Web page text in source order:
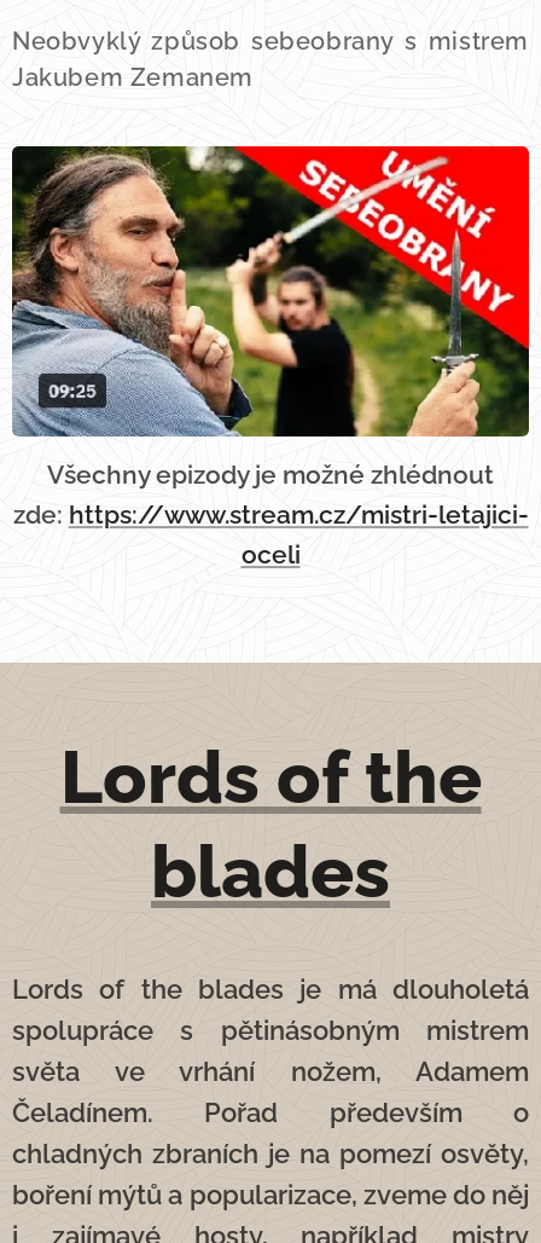
Neobvyklý způsob sebeobrany s mistrem
Jakubem Zemanem
Všechny epizody je možné zhlédnout
zde: https://www.stream.cz/mistri-letajici-
oceli
Lords of the
blades
Lords of the blades je má dlouholetá
spolupráce s pětinásobným mistrem
světa ve vrhání nožem, Adamem
Čeladínem. Pořad především o
chladných zbraních je na pomezí osvěty,
boření mýtů a popularizace, zveme do něj
i zajímavé hosty, například mistry